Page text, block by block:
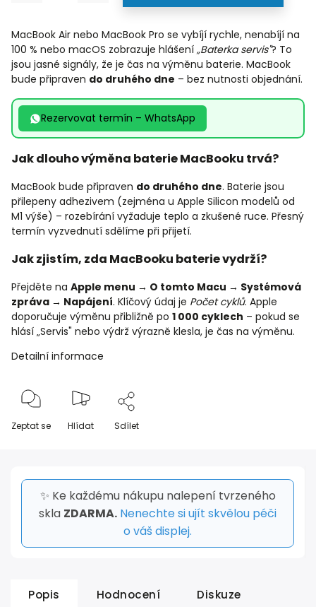
MacBook Air nebo MacBook Pro se vybíjí rychle, nenabíjí na
100 % nebo macOS zobrazuje hlášení „Baterka servis"? To
jsou jasné signály, že je čas na výměnu baterie. MacBook
bude připraven do druhého dne – bez nutnosti objednání.
Rezervovat termín – WhatsApp
Jak dlouho výměna baterie MacBooku trvá?
MacBook bude připraven do druhého dne. Baterie jsou
přilepeny adhezivem (zejména u Apple Silicon modelů od
M1 výše) – rozebírání vyžaduje teplo a zkušené ruce. Přesný
termín vyzvednutí sdělíme při přijetí.
Jak zjistím, zda MacBooku baterie vydrží?
Přejděte na Apple menu → O tomto Macu → Systémová
zpráva → Napájení. Klíčový údaj je Počet cyklů. Apple
doporučuje výměnu přibližně po 1 000 cyklech – pokud se
hlásí „Servis" nebo výdrž výrazně klesla, je čas na výměnu.
Detailní informace
Zeptat se Hlídat Sdílet
✨ Ke každému nákupu nalepení tvrzeného
skla ZDARMA. Nenechte si ujít skvělou péči
o váš displej.
Popis Hodnocení Diskuze